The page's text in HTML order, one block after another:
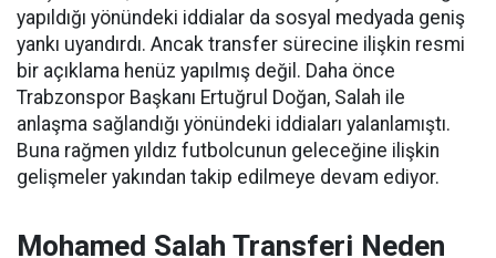
yapıldığı yönündeki iddialar da sosyal medyada geniş
yankı uyandırdı. Ancak transfer sürecine ilişkin resmi
bir açıklama henüz yapılmış değil. Daha önce
Trabzonspor Başkanı Ertuğrul Doğan, Salah ile
anlaşma sağlandığı yönündeki iddiaları yalanlamıştı.
Buna rağmen yıldız futbolcunun geleceğine ilişkin
gelişmeler yakından takip edilmeye devam ediyor.
Mohamed Salah Transferi Neden